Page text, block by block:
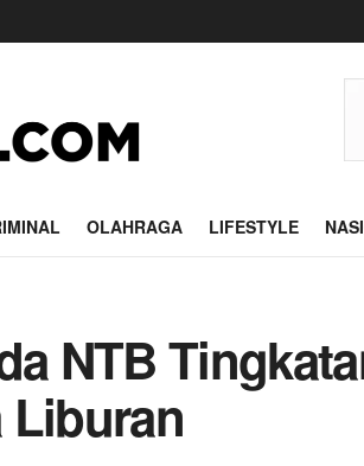
OLAHRAGA LIFESTYLE
NTB
Liburan